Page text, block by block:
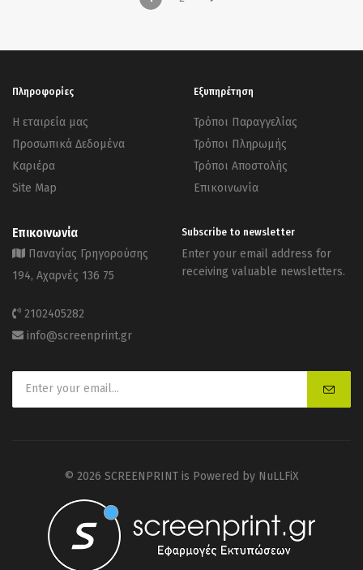
Πληροφορίες
Η εταιρεία μας
Προσωπικά Δεδομένα
Καριέρα
Site Map
Εξυπηρέτηση
Τρόποι Παραγγελίας
Τρόποι Πληρωμής
Τρόποι Αποστολής
Επικοινωνία
Επικοινωνία
Παναγίας Γρηγορούσης
194, Αχαρνές 136 75
2102405282
info@screenprint.gr
Subscribe to newsletter
Enter your email address for
receiving valuable newsletters.
© 2026 SCREENPRINT is Powered by NuLLFiX